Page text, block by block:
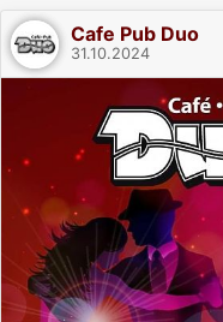
Cafe Pub Duo
31.10.2024